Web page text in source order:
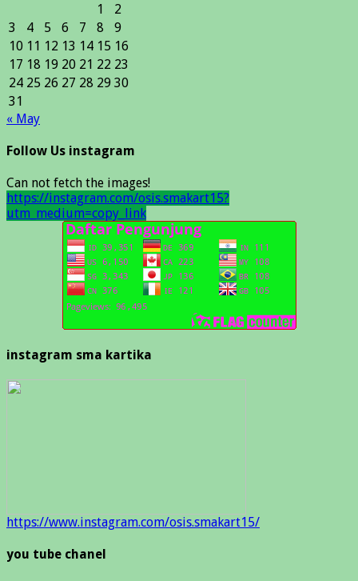
1
2
3
4 5 6 7 8
9
10 11 12 13 14 15 16
17 18 19 20 21 22 23
24 25 26 27 28 29 30
31
« May
Follow Us instagram
Can not fetch the images!
https://instagram.com/osis.smakart15?
utm_medium=copy_link
instagram sma kartika
https://www.instagram.com/osis.smakart15/
you tube chanel